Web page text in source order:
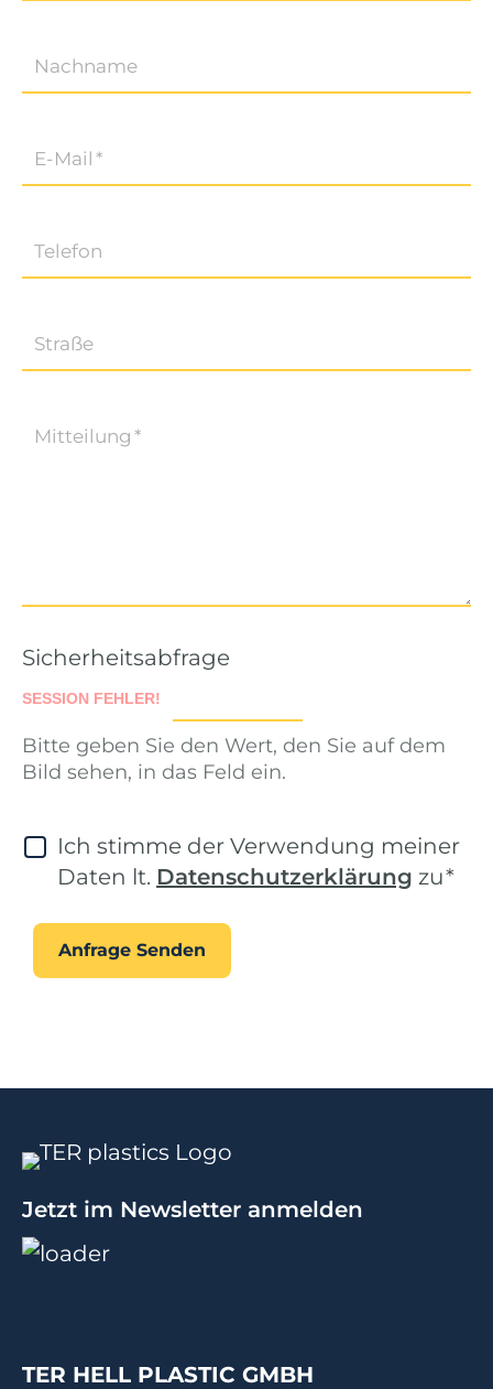
Nachname
E-Mail *
Telefon
Straße
Mitteilung *
Sicherheitsabfrage
Bitte geben Sie den Wert, den Sie auf dem
Bild sehen, in das Feld ein.
Ich stimme der Verwendung meiner
Daten lt. Datenschutzerklärung zu*
Anfrage Senden
Jetzt im Newsletter anmelden
TER HELL PLASTIC GMBH